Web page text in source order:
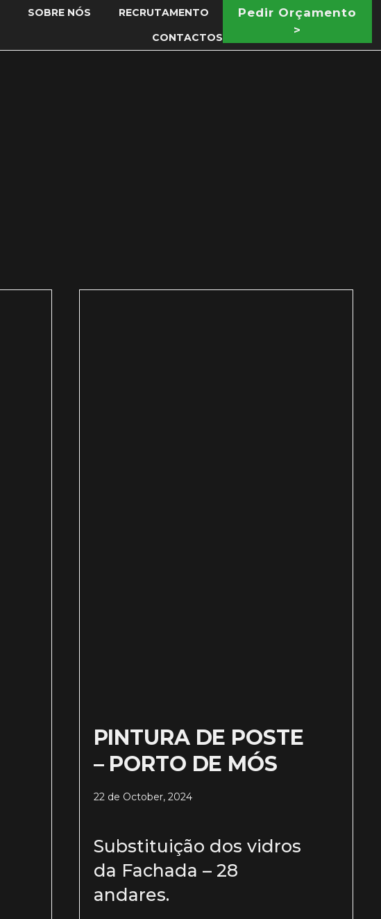
SOBRE NÓS
RECRUTAMENTO
CONTACTOS
Pedir Orçamento
>
PINTURA DE POSTE
– PORTO DE MÓS
22 de October, 2024
Substituição dos vidros
da Fachada – 28
andares.